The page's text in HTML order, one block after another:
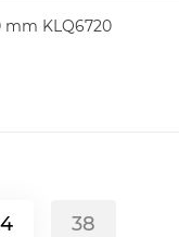
mm KLQ6720
38